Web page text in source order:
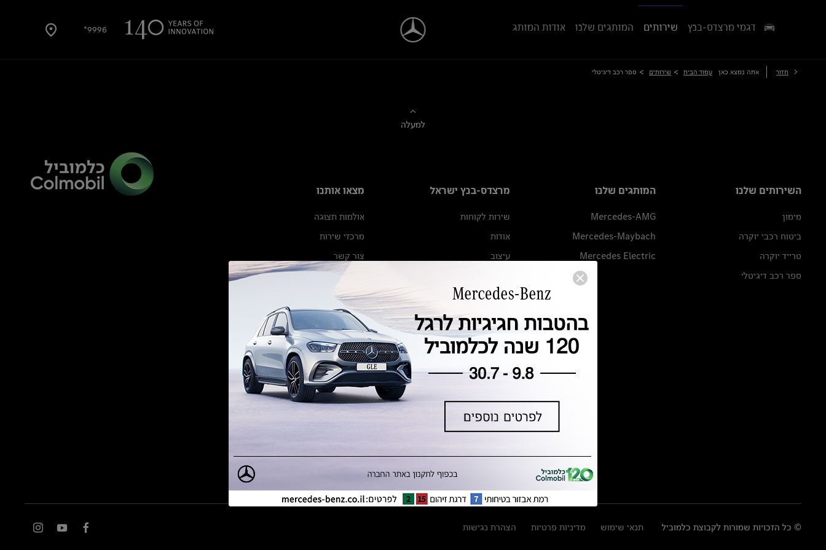
9996* דגמי מרצדס-בנץ שירותים המותגים שלנו אודות המותג
חזור אתה נמצא כאן עמוד הבית > שירותים > ספר רכב דיגיטלי
למעלה
השירותים שלנו
מימון
ביטוח רכבי יוקרה
טרייד יוקרה
ספר רכב דיגיטלי
המותגים שלנו
Mercedes-AMG
Mercedes-Maybach
Mercedes Electric
מרצדס-בנץ ישראל
שירות לקוחות
אודות
עיצוב
מגזין מרצדס-בנץ
ספרי רכב מרצדס-בנץ
נתוני זיהום אוויר וצריכת דלק וחשמל
נתוני תווית צמיגים
מחירון חלפים
הודעה על הטבות לרכבי מרצדס בהסדר
מצאו אותנו
אולמות תצוגה
מרכזי שירות
צור קשר
© כל הזכויות שמורות לקבוצת כלמוביל תנאי שימוש מדיניות פרטיות הצהרת נגישות